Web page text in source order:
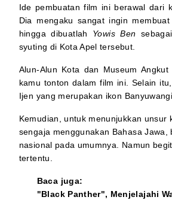
Ide pembuatan film ini berawal dari
Dia mengaku sangat ingin
hingga dibuatlah Yowis Ben
syuting di Kota Apel tersebut.
Alun-Alun Kota dan Museum
kamu tonton dalam film ini. Selain itu,
Ijen yang merupakan ikon Banyuwangi.
Kemudian, untuk menunjukkan
sengaja menggunakan Bahasa
nasional pada umumnya. Namun
tertentu.
Baca juga:
"Black Panther", Menjelajahi